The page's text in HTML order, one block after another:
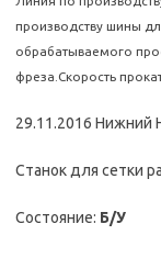
производству шины
обрабатываемого
фреза.Скорость
29.11.2016 Нижний
Станок для сетки
Состояние: Б/У